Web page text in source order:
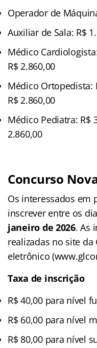
Operador de
Auxiliar de Sala: R$
Médico
R$ 2.860,00
Médico Ortopedista:
R$ 2.860,00
Médico Pediatra: R$
2.860,00
Concurso
Os interessados em
inscrever entre os
janeiro de 2026. As
realizadas no site
eletrônico
Taxa de inscrição
R$ 40,00 para nível
R$ 60,00 para nível
R$ 80,00 para nível